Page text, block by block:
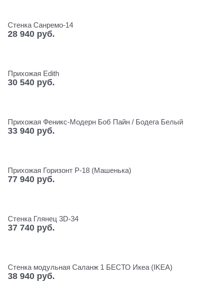
Стенка Санремо-14
28 940 руб.
Прихожая Еdith
30 540 руб.
Прихожая Феникс-Модерн Боб Пайн / Бодега Белый
33 940 руб.
Прихожая Горизонт Р-18 (Машенька)
77 940 руб.
Стенка Глянец 3D-34
37 740 руб.
Стенка модульная Саланж 1 БЕСТО Икеа (IKEA)
38 940 руб.